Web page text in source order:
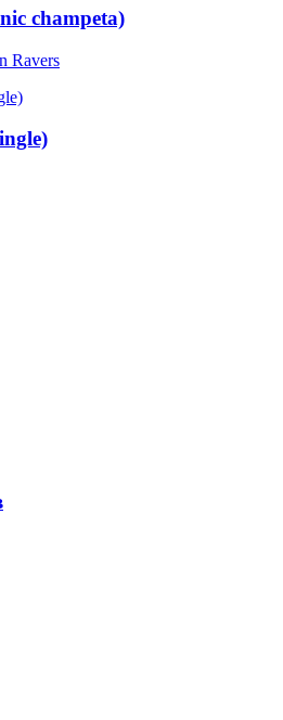
champeta)
Ravers